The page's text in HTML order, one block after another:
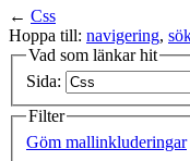
← Css
Hoppa till: navigering,
Vad som länkar hit
Sida:
Filter
Göm mallinkluderingar